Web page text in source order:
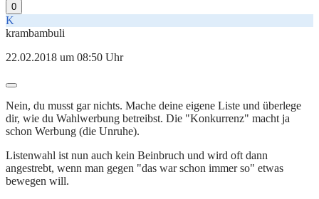
0
K
krambambuli
22.02.2018 um 08:50 Uhr
Nein, du musst gar nichts. Mache deine eigene Liste und überlege
dir, wie du Wahlwerbung betreibst. Die "Konkurrenz" macht ja
schon Werbung (die Unruhe).
Listenwahl ist nun auch kein Beinbruch und wird oft dann
angestrebt, wenn man gegen "das war schon immer so" etwas
bewegen will.